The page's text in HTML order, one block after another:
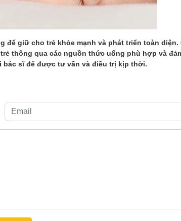
giữ cho trẻ khỏe mạnh và phát triển toàn diện.
thông qua các nguồn thức uống phù hợp và
bác sĩ để được tư vấn và điều trị kịp thời.